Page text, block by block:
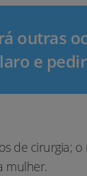
outras
e
de cirurgia;
mulher.